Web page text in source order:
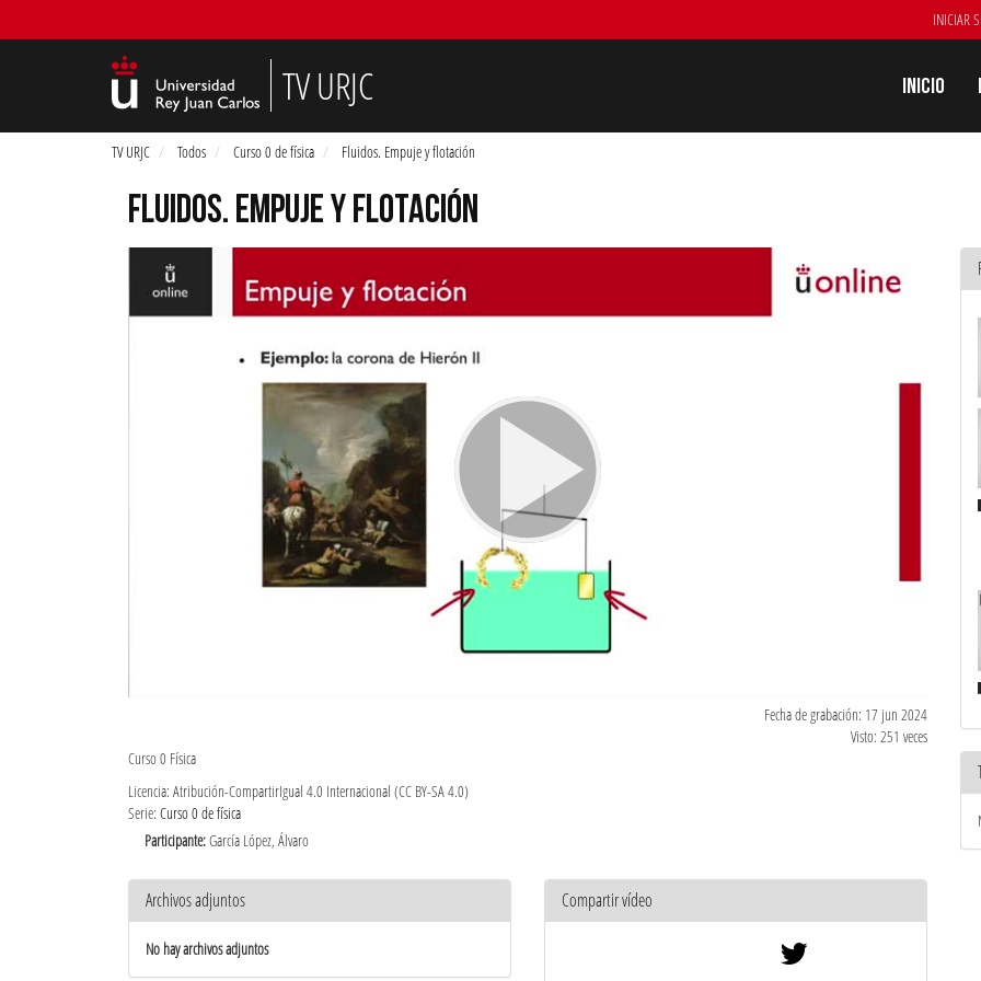
INICIAR
TV URJC Inicio
TV URJC Todos Curso 0 de física Fluidos. Empuje y flotación
FLUIDOS. EMPUJE Y FLOTACIÓN
Fecha de grabación: 17 jun 2024
Visto: 251 veces
Curso 0 Física
Licencia: Atribución-CompartirIgual 4.0 Internacional (CC BY-SA 4.0)
Serie: Curso 0 de física
Participante:García López, Álvaro
Archivos adjuntos
No hay archivos adjuntos
Compartir vídeo